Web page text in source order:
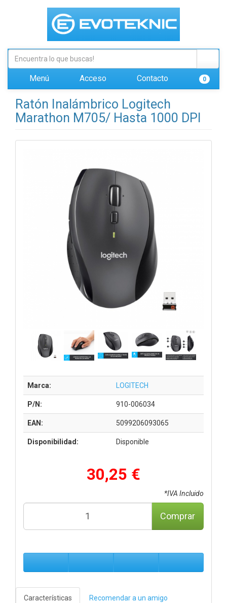
Menú Acceso Contacto 0
Ratón Inalámbrico Logitech
Marathon M705/ Hasta 1000 DPI
Marca: LOGITECH
P/N: 910-006034
EAN: 5099206093065
Disponibilidad: Disponible
30,25 €
*IVA Incluido
Comprar
Características Recomendar a un amigo